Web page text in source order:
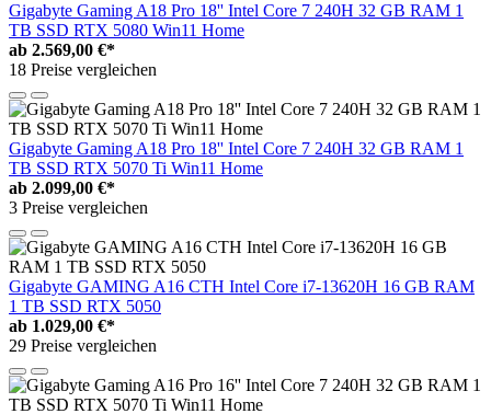
Gigabyte Gaming A18 Pro 18'' Intel Core 7 240H 32 GB RAM 1
TB SSD RTX 5080 Win11 Home
ab 2.569,00 €*
18 Preise vergleichen
Gigabyte Gaming A18 Pro 18'' Intel Core 7 240H 32 GB RAM 1
TB SSD RTX 5070 Ti Win11 Home
ab 2.099,00 €*
3 Preise vergleichen
Gigabyte GAMING A16 CTH Intel Core i7-13620H 16 GB RAM
1 TB SSD RTX 5050
ab 1.029,00 €*
29 Preise vergleichen